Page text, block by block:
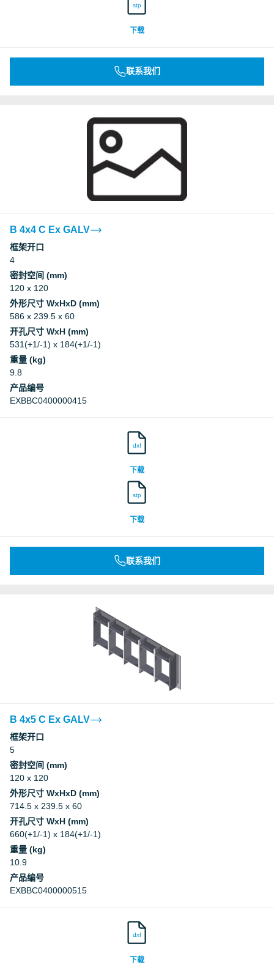
stp
下载
联系我们
B 4x4 C Ex GALV
框架开口
4
密封空间 (mm)
120 x 120
外形尺寸 WxHxD (mm)
586 x 239.5 x 60
开孔尺寸 WxH (mm)
531(+1/-1) x 184(+1/-1)
重量 (kg)
9.8
产品编号
EXBBC0400000415
dxf
下载
stp
下载
联系我们
B 4x5 C Ex GALV
框架开口
5
密封空间 (mm)
120 x 120
外形尺寸 WxHxD (mm)
714.5 x 239.5 x 60
开孔尺寸 WxH (mm)
660(+1/-1) x 184(+1/-1)
重量 (kg)
10.9
产品编号
EXBBC0400000515
dxf
下载